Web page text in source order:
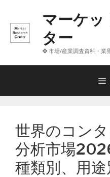
へ
マーケッ
ター
❖ 市場/産業調査資料・業
世界のコン
分析市場
種類別、用